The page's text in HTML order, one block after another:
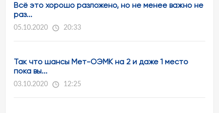
Всё это хорошо разложено, но не менее важно не
раз...
05.10.2020 20:33
Так что шансы Мет-ОЭМК на 2 и даже 1 место
пока вы...
03.10.2020 12:25